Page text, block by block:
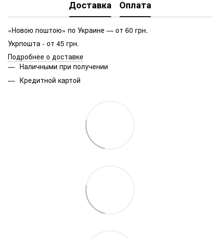
Доставка Оплата
«Новою поштою» по Украине — от 60 грн.
Укрпошта - от 45 грн.
Подробнее о доставке
Наличными при получении
Кредитной картой